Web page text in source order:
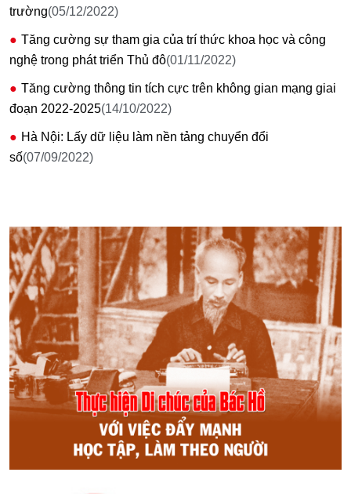
trường(05/12/2022)
Tăng cường sự tham gia của trí thức khoa học và công
nghệ trong phát triển Thủ đô(01/11/2022)
Tăng cường thông tin tích cực trên không gian mạng giai
đoạn 2022-2025(14/10/2022)
Hà Nội: Lấy dữ liệu làm nền tảng chuyển đổi
số(07/09/2022)